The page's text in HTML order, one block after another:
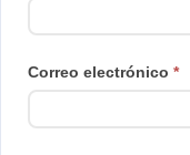
Correo electrónico *